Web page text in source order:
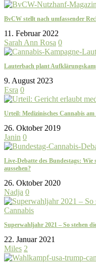
BvCW stellt nach umfassender
11. Februar 2022
Sarah Ann Rosa 0
Lauterbach plant
9. August 2023
Esra 0
Urteil: Medizinisches Cannabis am
26. Oktober 2019
Janin 0
Live-Debatte des Bundestags:
aussehen?
26. Oktober 2020
Nadja 0
Superwahljahr 2021 – So stehen
22. Januar 2021
Miles 2